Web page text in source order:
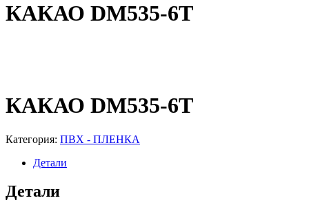
КАКАО DM535-6T
КАКАО DM535-6T
Категория: ПВХ - ПЛЕНКА
Детали
Детали